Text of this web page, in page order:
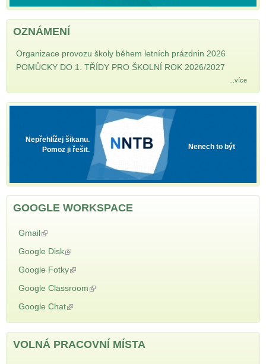
OZNÁMENÍ
Organizace provozu školy během letních prázdnin 2026
POMŮCKY DO 1. TŘÍDY PRO ŠKOLNÍ ROK 2026/2027
...více
Nenech to být
Nepřehlížej šikanu.
Pomoz ji řešit.
GOOGLE WORKSPACE
Gmail(odkaz je externí)
Google Disk(odkaz je externí)
Google Fotky(odkaz je externí)
Google Classroom (odkaz je externí)
Google Chat(odkaz je externí)
VOLNÁ PRACOVNÍ MÍSTA